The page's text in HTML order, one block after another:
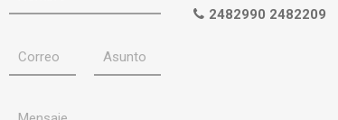
2482990 2482209